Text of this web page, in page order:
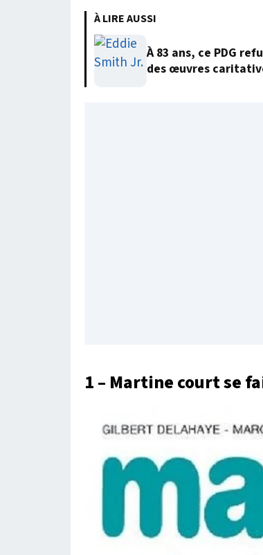
À LIRE AUSSI
À 83 ans, ce PDG
des œuvres
1 – Martine court se